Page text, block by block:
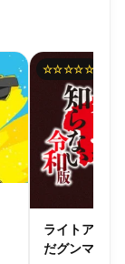
☆☆☆☆☆
ライトアニメ
だグンマを知